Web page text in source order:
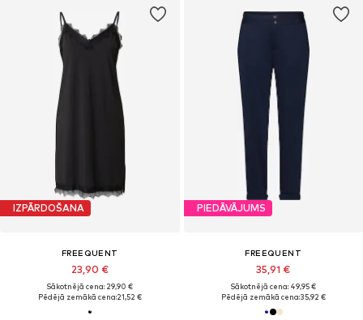
IZPĀRDOŠANA
FREEQUENT
23,90 €
Sākotnējā cena: 29,90 €
Pēdējā zemākā cena:21,52 €
PIEDĀVĀJUMS
FREEQUENT
35,91 €
Sākotnējā cena: 49,95 €
Pēdējā zemākā cena:35,92 €